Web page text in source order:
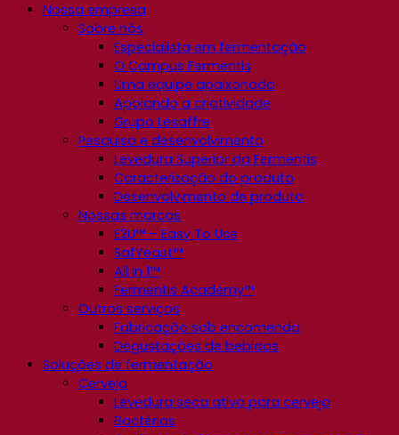
Nossa empresa
Sobre nós
Especialista em fermentação
O Campus Fermentis
Uma equipe apaixonada
Apoiando a criatividade
Grupo Lesaffre
Pesquisa e desenvolvimento
Levedura Superior da Fermentis
Caracterização do produto
Desenvolvimento de produto
Nossas marcas
E2U™ – Easy To Use
SafYeast™
All In 1™
Fermentis Academy™
Outros serviços
Fabricação sob encomenda
Degustações de bebidas
Soluções de fermentação
Cerveja
Levedura seca ativa para cerveja
Bactérias